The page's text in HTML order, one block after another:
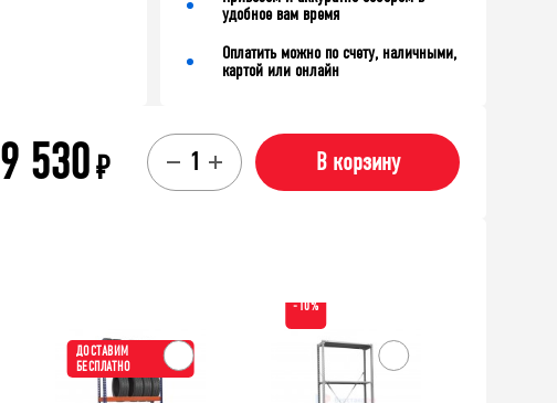
удобное вам время
Оплатить можно по счету, наличными,
картой или онлайн
9 530₽ В корзину
ДОСТАВИМ
БЕСПЛАТНО
-10%